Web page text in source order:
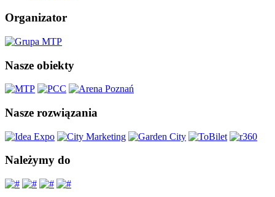
Organizator
Nasze obiekty
Nasze rozwiązania
Należymy do